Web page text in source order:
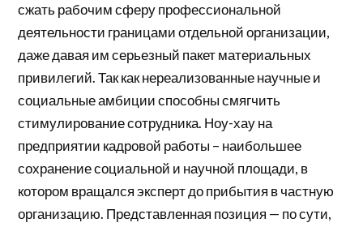
сжать рабочим сферу профессиональной
деятельности границами отдельной организации,
даже давая им серьезный пакет материальных
привилегий. Так как нереализованные научные и
социальные амбиции способны смягчить
стимулирование сотрудника. Ноу-хау на
предприятии кадровой работы – наибольшее
сохранение социальной и научной площади, в
котором вращался эксперт до прибытия в частную
организацию. Представленная позиция — по сути,